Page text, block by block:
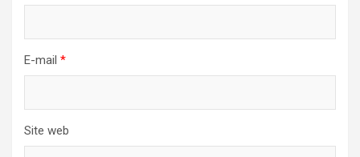
E-mail *
Site web